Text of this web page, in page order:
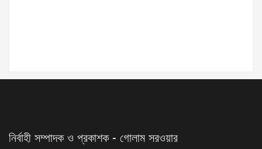
নির্বাহী সম্পাদক ও প্রকাশক - গোলাম সরওয়ার